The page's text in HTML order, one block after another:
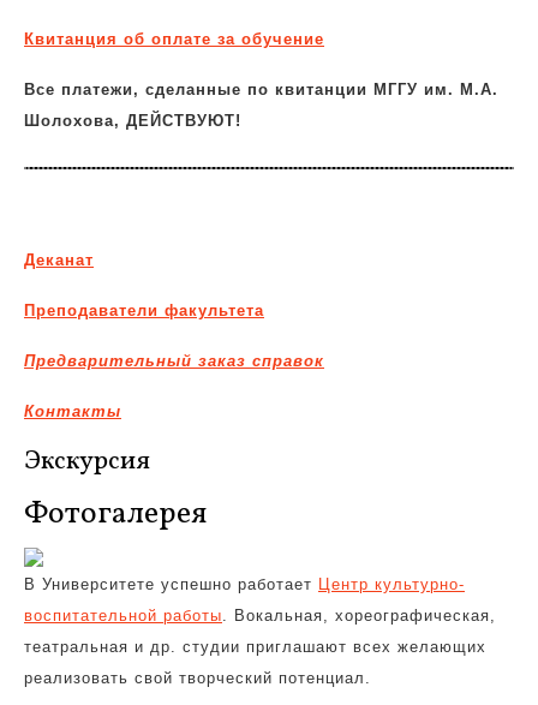
Квитанция об оплате за обучение
Все платежи, сделанные по квитанции МГГУ им. М.А.
Шолохова, ДЕЙСТВУЮТ!
Деканат
Преподаватели факультета
Предварительный заказ справок
Контакты
Экскурсия
Фотогалерея
В Университете успешно работает Центр культурно-
воспитательной работы. Вокальная, хореографическая,
театральная и др. студии приглашают всех желающих
реализовать свой творческий потенциал.